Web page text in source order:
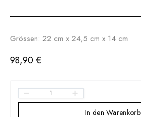
Grössen: 22 cm x 24,5 cm x 14 cm
98,90€
In den Warenkorb